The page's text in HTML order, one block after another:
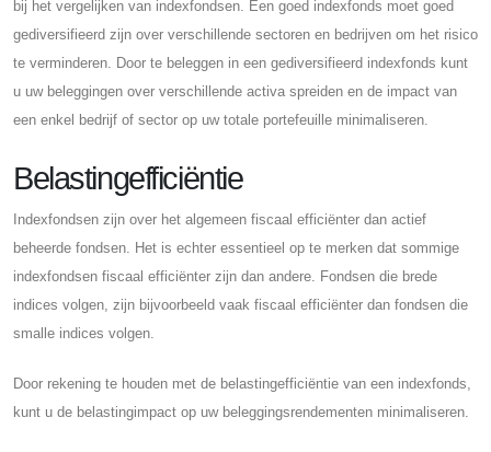
bij het vergelijken van indexfondsen. Een goed indexfonds moet goed
gediversifieerd zijn over verschillende sectoren en bedrijven om het risico
te verminderen. Door te beleggen in een gediversifieerd indexfonds kunt
u uw beleggingen over verschillende activa spreiden en de impact van
een enkel bedrijf of sector op uw totale portefeuille minimaliseren.
Belastingefficiëntie
Indexfondsen zijn over het algemeen fiscaal efficiënter dan actief
beheerde fondsen. Het is echter essentieel op te merken dat sommige
indexfondsen fiscaal efficiënter zijn dan andere. Fondsen die brede
indices volgen, zijn bijvoorbeeld vaak fiscaal efficiënter dan fondsen die
smalle indices volgen.
Door rekening te houden met de belastingefficiëntie van een indexfonds,
kunt u de belastingimpact op uw beleggingsrendementen minimaliseren.